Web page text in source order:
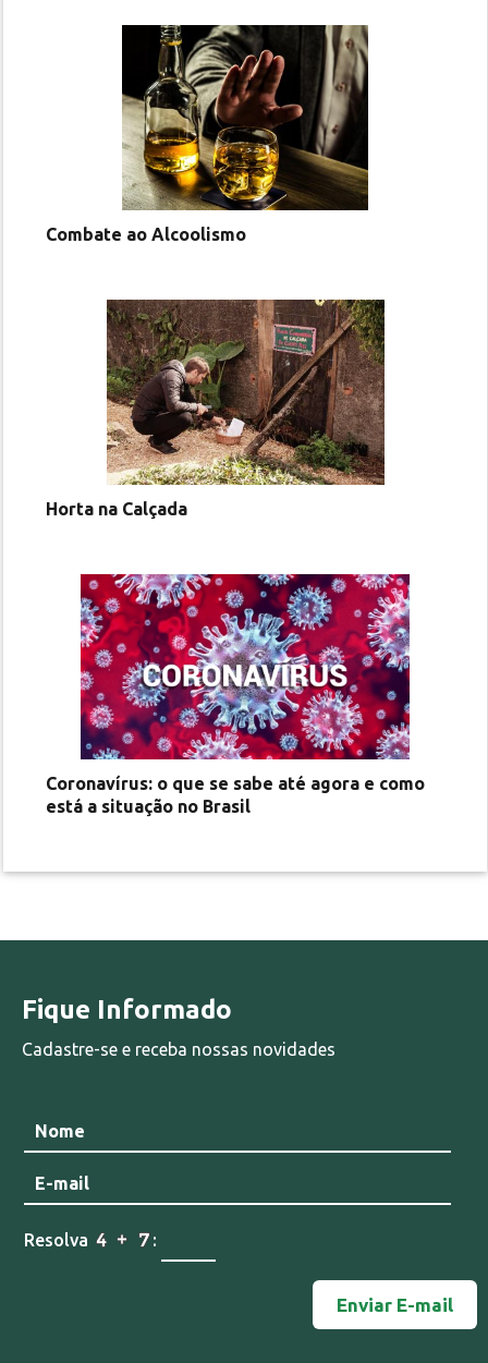
Combate ao Alcoolismo
Horta na Calçada
Coronavírus: o que se sabe até agora e como
está a situação no Brasil
Fique Informado
Cadastre-se e receba nossas novidades
Resolva :